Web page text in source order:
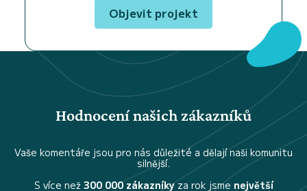
Objevit projekt
Hodnocení našich zákazníků
Vaše komentáře jsou pro nás důležité a dělají naši komunitu
silnější.
S více než 300 000 zákazníkyza rok jsme největší